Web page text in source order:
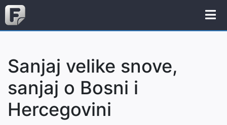
Sanjaj velike snove,
sanjaj o Bosni i
Hercegovini